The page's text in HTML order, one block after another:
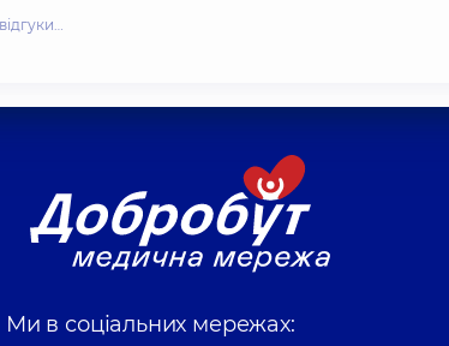
Ми в соціальних мережах: